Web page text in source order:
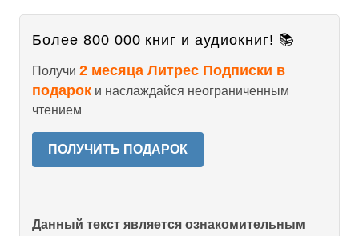
Более 800 000 книг и аудиокниг! 📚
Получи 2 месяца Литрес Подписки в
подарок и наслаждайся неограниченным
чтением
ПОЛУЧИТЬ ПОДАРОК
Данный текст является ознакомительным